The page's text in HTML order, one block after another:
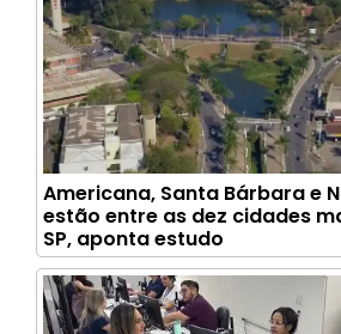
Americana, Santa Bárbara e
estão entre as dez cidades
SP, aponta estudo